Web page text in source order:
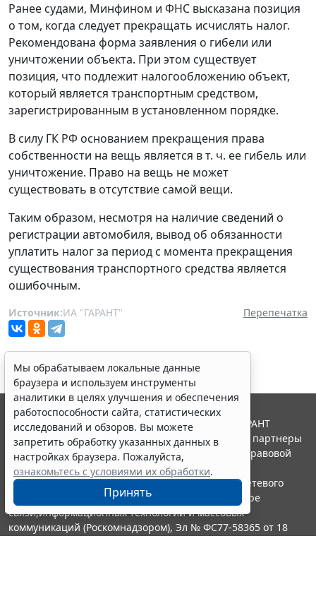
Ранее судами, Минфином и ФНС высказана позиция
о том, когда следует прекращать исчислять налог.
Рекомендована форма заявления о гибели или
уничтожении объекта. При этом существует
позиция, что подлежит налогообложению объект,
который является транспортным средством,
зарегистрированным в установленном порядке.
В силу ГК РФ основанием прекращения права
собственности на вещь является в т. ч. ее гибель или
уничтожение. Право на вещь не может
существовать в отсутствие самой вещи.
Таким образом, несмотря на наличие сведений о
регистрации автомобиля, вывод об обязанности
уплатить налог за период с момента прекращения
существования транспортного средства является
ошибочным.
Источник:ИА "ГАРАНТ" Перепечатка
Мы обрабатываем локальные данные
браузера и используем инструменты
аналитики в целях улучшения и обеспечения
работоспособности сайта, статистических
исследований и обзоров. Вы можете
запретить обработку указанных данных в
настройках браузера. Пожалуйста,
ознакомьтесь с условиями их обработки.
Принять
© ООО "НПП "ГАРАНТ-СЕРВИС", 2026. Система ГАРАНТ
выпускается с 1990 года. Компания "Гарант" и ее партнеры
являются участниками Российской ассоциации правовой
информации ГАРАНТ.
Портал ГАРАНТ.РУ зарегистрирован в качестве сетевого
издания Федеральной службой по надзору в сфере
связи,информационных технологий и массовых
коммуникаций (Роскомнадзором), Эл № ФС77-58365 от 18